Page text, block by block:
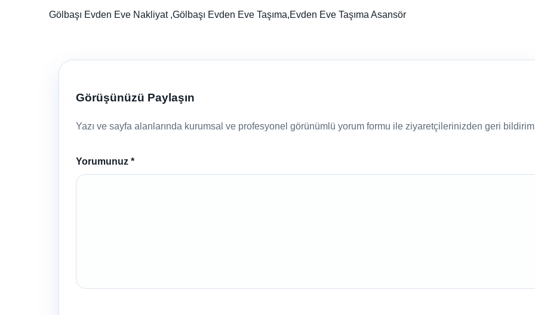
Gölbaşı Evden Eve Nakliyat ,Gölbaşı Evden Eve Taşıma,Evden Eve Taşıma Asansör
Görüşünüzü Paylaşın
Yazı ve sayfa alanlarında kurumsal ve profesyonel görünümlü yorum formu ile ziyaretçilerinizden geri
Yorumunuz *